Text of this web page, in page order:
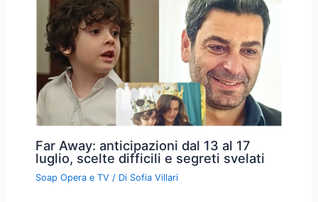
Far Away: anticipazioni dal 13 al 17
luglio, scelte difficili e segreti svelati
Soap Opera e TV / Di Sofia Villari